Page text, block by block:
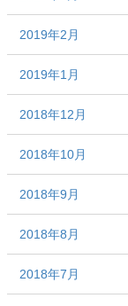
2019年2月
2019年1月
2018年12月
2018年10月
2018年9月
2018年8月
2018年7月